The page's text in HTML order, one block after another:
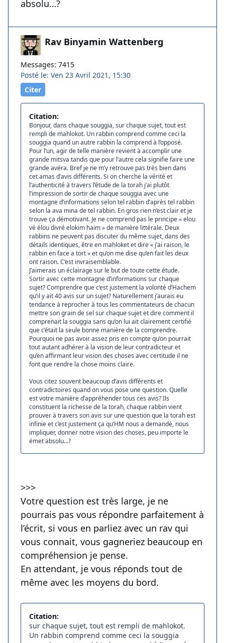
absolu…?
Rav Binyamin Wattenberg
Messages: 7415
Posté le: Ven 23 Avril 2021, 15:30
Citer
Citation:
Bonjour, dans chaque souggia, sur chaque sujet, tout est
rempli de mahlokot. Un rabbin comprend comme ceci la
souggia quand un autre rabbin la comprend à l’opposé.
Pour l’un, agir de telle manière revient à accomplir une
grande mitsva tandis que pour l’autre cela signifie faire une
grande avéra. Bref je ne m’y retrouve pas très bien dans
cet amas d’avis différents. Si on cherche la vérité et
l’authenticité à travers l’étude de la torah j’ai plutôt
l’impression de sortir de chaque souggia avec une
montagne d’informations selon tel rabbin d’après tel rabbin
selon la ava mina de tel rabbin. En gros rien n’est clair et je
trouve ça démotivant. Je ne comprend pas le principe « elou
vé élou divré elokim haim » de manière littérale. Deux
rabbins ne peuvent pas discuter du même sujet, dans des
détails identiques, être en mahloket et dire « j’ai raison, le
rabbin en face a tort » et qu’on me dise qu’en fait les deux
ont raison. C’est invraisemblable.
J’aimerais un éclairage sur le but de toute cette étude.
Sortir avec cette montagne d’informations sur chaque
sujet? Comprendre que c’est justement la volonté d’Hachem
qu’il y ait 40 avis sur un sujet? Naturellement j’aurais eu
tendance à reprocher à tous les commentateurs de chacun
mettre son grain de sel sur chaque sujet et dire comment il
comprenait la souggia sans qu’on lui ait clairement certifié
que c’était la seule bonne manière de la comprendre.
Pourquoi ne pas avoir assez pris en compte qu’on pourrait
tout autant adhérer à la vision de leur contradicteur et
qu’en affirmant leur vision des choses avec certitude il ne
font que rendre la chose moins claire.
Vous citez souvent beaucoup d’avis différents et
contradictoires quand on vous pose une question. Quelle
est votre manière d’appréhender tous ces avis? Ils
constituent la richesse de la torah, chaque rabbin vient
prouver à travers son avis sur une question que la torah est
infinie et c’est justement ça qu’HM nous a demandé, nous
impliquer, donner notre vision des choses, peu importe le
émet absolu…?
>>>
Votre question est très large, je ne
pourrais pas vous répondre parfaitement à
l’écrit, si vous en parliez avec un rav qui
vous connait, vous gagneriez beaucoup en
compréhension je pense.
En attendant, je vous réponds tout de
même avec les moyens du bord.
Citation:
sur chaque sujet, tout est rempli de mahlokot.
Un rabbin comprend comme ceci la souggia